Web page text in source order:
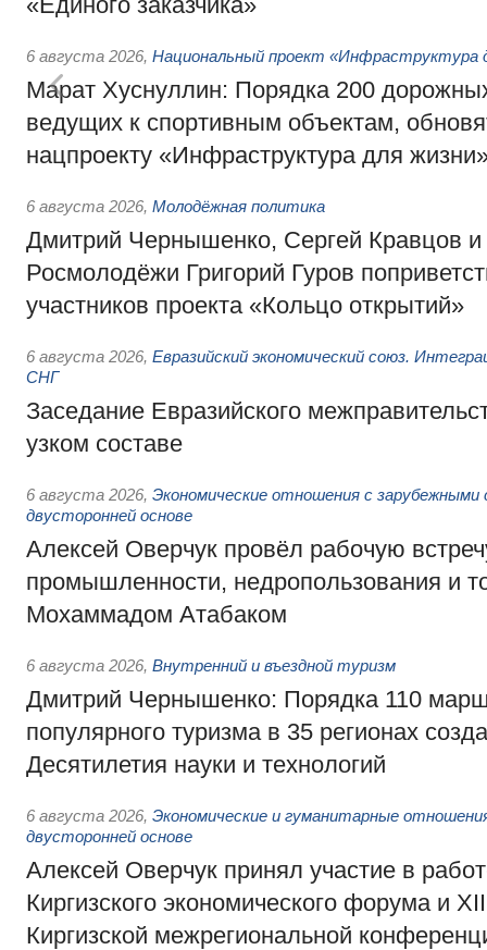
6 августа 2026, Национальный проект «Инфраструктура
Марат Хуснуллин: Порядка 200
ведущих к спортивным объектам,
нацпроекту «Инфраструктура для
6 августа 2026, Молодёжная политика
Дмитрий Чернышенко, Сергей Кравцов и
Росмолодёжи Григорий Гуров
участников проекта «Кольцо открытий»
6 августа 2026, Евразийский экономический союз.
СНГ
Заседание Евразийского
узком составе
6 августа 2026, Экономические отношения с
двусторонней основе
Алексей Оверчук провёл рабочую
промышленности, недропользования и
Мохаммадом Атабаком
6 августа 2026, Внутренний и въездной туризм
Дмитрий Чернышенко: Порядка 110
популярного туризма в 35 регионах
Десятилетия науки и технологий
6 августа 2026, Экономические и гуманитарные
двусторонней основе
Алексей Оверчук принял участие в
Киргизского экономического форума и
Киргизской межрегиональной